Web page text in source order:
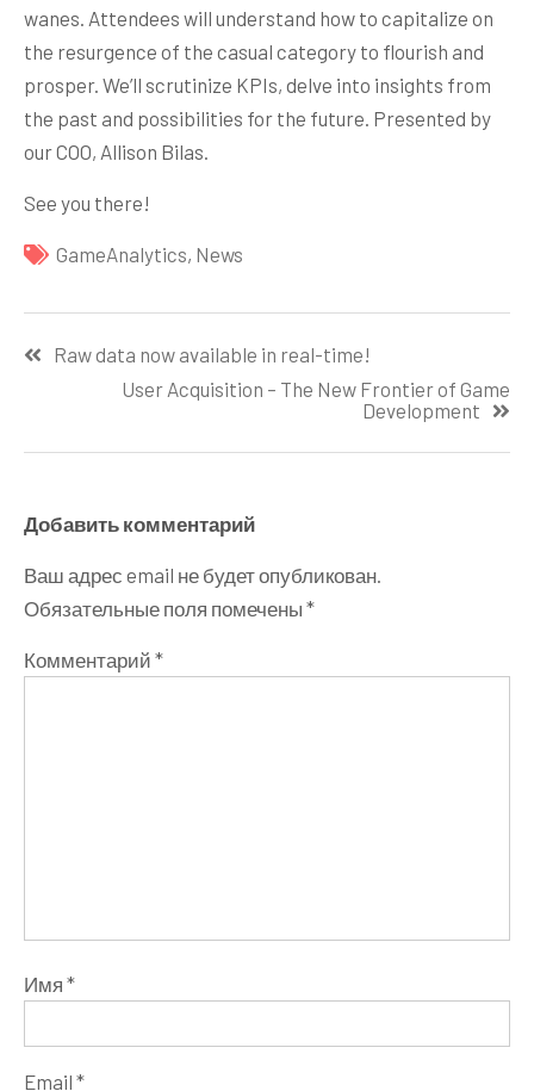
wanes. Attendees will understand how to capitalize on
the resurgence of the casual category to flourish and
prosper. We’ll scrutinize KPIs, delve into insights from
the past and possibilities for the future. Presented by
our COO, Allison Bilas.
See you there!
GameAnalytics, News
Raw data now available in real-time!
User Acquisition – The New Frontier of Game
Development
Добавить комментарий
Ваш адрес email не будет опубликован.
Обязательные поля помечены *
Комментарий *
Имя *
Email *